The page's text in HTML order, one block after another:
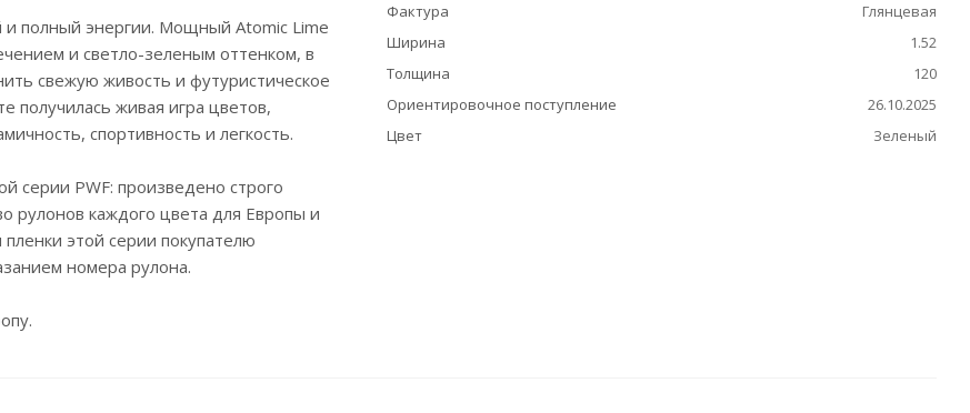
полный энергии. Мощный Atomic Lime
и светло-зеленым оттенком, в
свежую живость и футуристическое
получилась живая игра цветов,
спортивность и легкость.
серии PWF: произведено строго
рулонов каждого цвета для Европы и
этой серии покупателю
номера рулона.
Фактура
Глянцевая
Ширина
1.52
Толщина
120
Ориентировочное поступление
26.10.2025
Цвет
Зеленый